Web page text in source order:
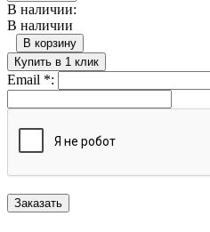
В наличии:
В наличии
В корзину
Купить в 1 клик
Email *: